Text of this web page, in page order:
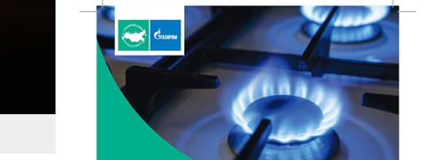
67
Исследование: ежемесячная смена категорий
кешбэка создает волны спроса
6 Авг 2026 16:28 167
Тверские «Романтики» покорили Витебск своей
хореографией